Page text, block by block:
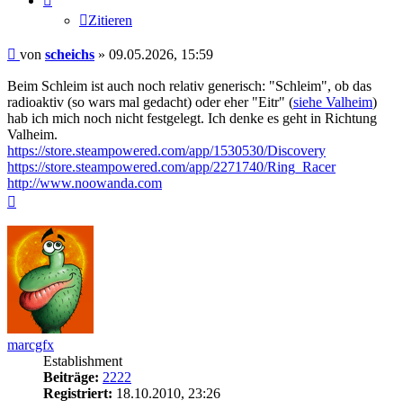
Zitieren
Beitrag
von scheichs » 09.05.2026, 15:59
Beim Schleim ist auch noch relativ generisch: "Schleim", ob das
radioaktiv (so wars mal gedacht) oder eher "Eitr" (siehe Valheim)
hab ich mich noch nicht festgelegt. Ich denke es geht in Richtung
Valheim.
https://store.steampowered.com/app/1530530/Discovery
https://store.steampowered.com/app/2271740/Ring_Racer
http://www.noowanda.com
marcgfx
Establishment
Beiträge: 2222
Registriert: 18.10.2010, 23:26